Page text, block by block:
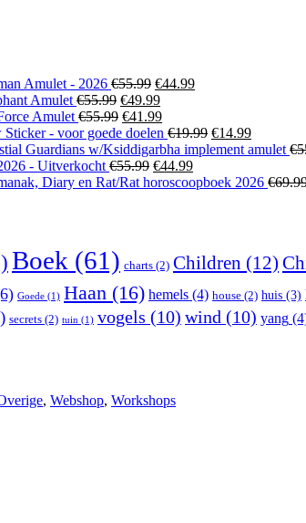
Amulet - 2026 €55.99 Oorspronkelijke
prijs
was:
€55.99.
€44.99Huidige
€44.99.
Amulet €55.99 Oorspronkelijke
prijs
was:
€55.99.
€49.99Huidige
prijs
is:
€49.99.
Amulet €55.99 Oorspronkelijke
prijs
was:
€55.99.
€41.99Huidige
prijs
is:
€41.99.
- voor goede doelen €19.99 Oorspronkelijke
prijs
€19.99.
€14.99Huidige
prijs
€14.99.
Guardians w/Ksiddigarbha implement amulet €
- Uitverkocht €55.99 Oorspronkelijke
prijs
€44.99Huidige
prijs
Diary en Rat/Rat horoscoopboek 2026 €
Boek (61) charts (2) Children (12)
Goede (1) Haan (16) hemels (4) house (2) huis (3)
secrets (2) tuin (1) vogels (10) wind (10) yang
, Webshop, Workshops